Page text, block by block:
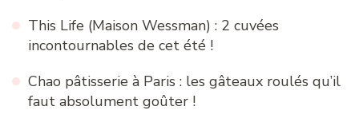
This Life (Maison Wessman) : 2 cuvées
incontournables de cet été !
Chao pâtisserie à Paris : les gâteaux roulés qu’il
faut absolument goûter !